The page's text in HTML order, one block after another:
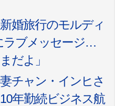
婚旅行のモルディ
ラブメッセージ…
だよ」
チャン・インヒさ
年勤続ビジネス航